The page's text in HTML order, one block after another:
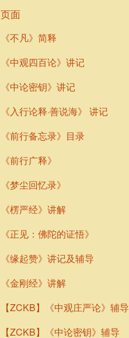
页面
《不凡》简释
《中观四百论》讲记
《中论密钥》讲记
《入行论释·善说海》 讲记
《前行备忘录》目录
《前行广释》
《梦尘回忆录》
《楞严经》讲解
《正见：佛陀的证悟》
《缘起赞》讲记及辅导
《金刚经》讲解
【ZCKB】《中观庄严论》辅导
【ZCKB】《中论密钥》辅导